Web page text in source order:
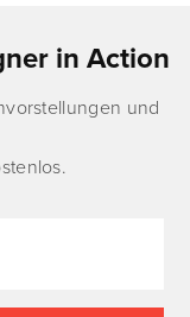
in Action
und